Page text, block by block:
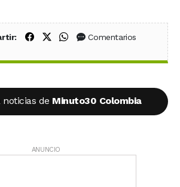
Compartir en Facebook
Compartir en X (Twitter)
Compartir en WhatsApp
Comentarios
noticias de Minuto30 Colombia
ANUNCIO